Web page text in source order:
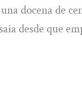
docena de
desde que